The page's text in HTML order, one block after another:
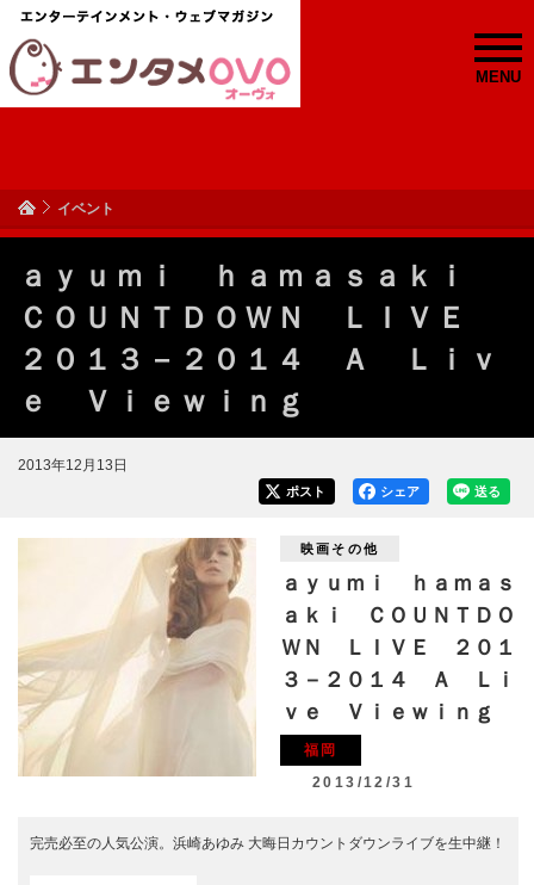
MENU
イベント
ａｙｕｍｉ ｈａｍａｓａｋｉ
ＣＯＵＮＴＤＯＷＮ ＬＩＶＥ
２０１３－２０１４ Ａ Ｌｉｖ
ｅ Ｖｉｅｗｉｎｇ
2013年12月13日
送る
シェア
ポスト
映画その他
ａｙｕｍｉ ｈａｍａｓ
ａｋｉ ＣＯＵＮＴＤＯ
ＷＮ ＬＩＶＥ ２０１
３－２０１４ Ａ Ｌｉ
ｖｅ Ｖｉｅｗｉｎｇ
福岡
2013/12/31
完売必至の人気公演。浜崎あゆみ 大晦日カウントダウンライブを生中継！